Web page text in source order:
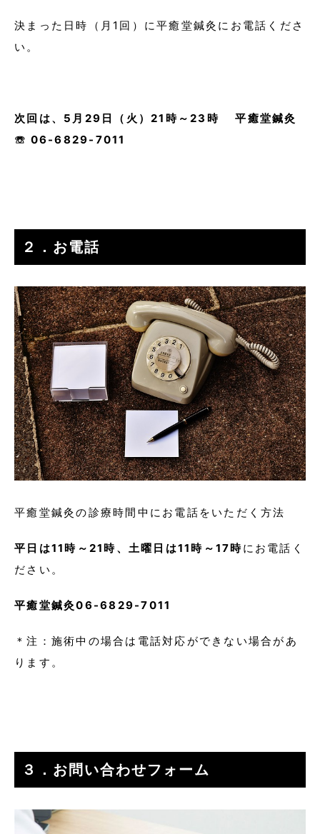
決まった日時（月1回）に平癒堂鍼灸にお電話くださ
い。
次回は、5月29日（火）21時～23時 平癒堂鍼灸
☏ 06-6829-7011
２．お電話
平癒堂鍼灸の診療時間中にお電話をいただく方法
平日は11時～21時、土曜日は11時～17時にお電話く
ださい。
平癒堂鍼灸06-6829-7011
＊注：施術中の場合は電話対応ができない場合があ
ります。
３．お問い合わせフォーム